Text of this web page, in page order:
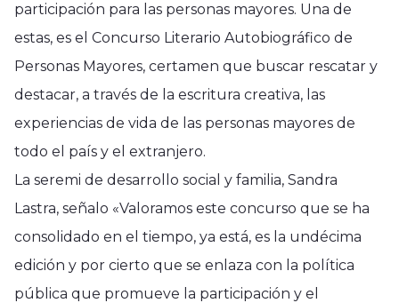
participación para las personas mayores. Una de
estas, es el Concurso Literario Autobiográfico de
Personas Mayores, certamen que buscar rescatar y
destacar, a través de la escritura creativa, las
experiencias de vida de las personas mayores de
todo el país y el extranjero.
La seremi de desarrollo social y familia, Sandra
Lastra, señalo «Valoramos este concurso que se ha
consolidado en el tiempo, ya está, es la undécima
edición y por cierto que se enlaza con la política
pública que promueve la participación y el